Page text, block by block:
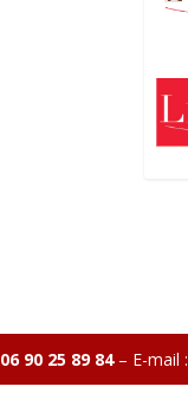
06 90 25 89 84– E-mail :